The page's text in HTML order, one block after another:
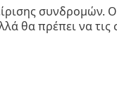
συνδρομών.
θα πρέπει να τις